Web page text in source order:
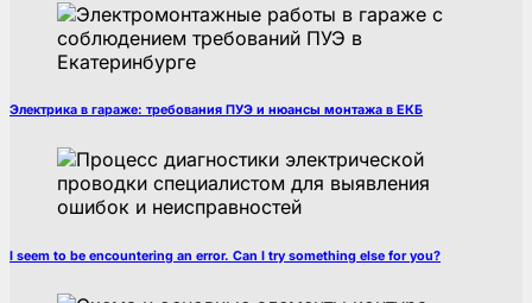
Электрика в гараже: требования ПУЭ и нюансы монтажа в ЕКБ
I seem to be encountering an error. Can I try something else for you?